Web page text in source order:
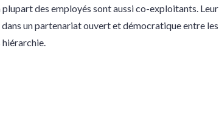
des employés sont aussi co-exploitants. Leur
un partenariat ouvert et démocratique entre les
hiérarchie.